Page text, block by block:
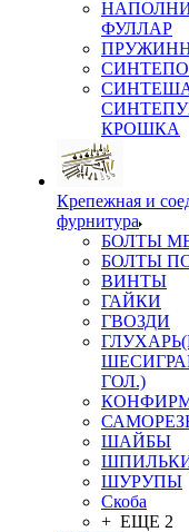
ФУЛЛАР
КРОШКА
Крепежная и
фурнитура
БОЛТЫ
БОЛТЫ
ВИНТЫ
ГАЙКИ
ГВОЗДИ
ГОЛ.)
ШАЙБЫ
ШУРУПЫ
Скоба
+ ЕЩЕ 2